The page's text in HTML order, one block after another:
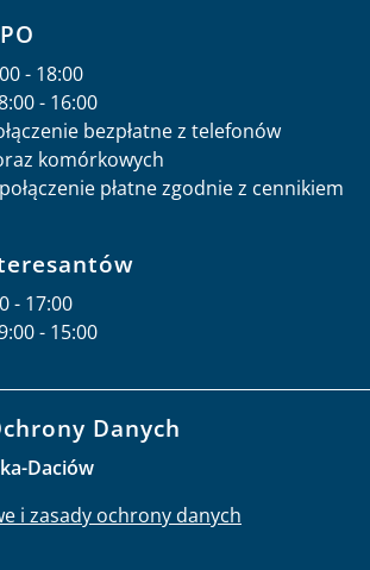
- 18:00
- 16:00
bezpłatne z telefonów
komórkowych
płatne zgodnie z cennikiem
- 17:00
- 15:00
Danych
Daciów
i zasady ochrony danych